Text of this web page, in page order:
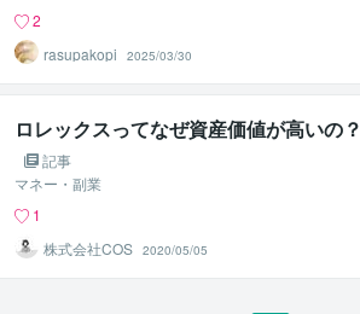
2
rasupakopi
2025/03/30
ロレックスってなぜ資産価値が高いの？
記事
マネー・副業
1
株式会社COS 2020/05/05